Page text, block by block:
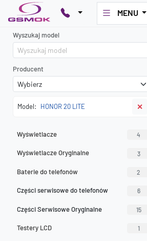
MENU
Wyszukaj model
Producent
Model: HONOR 20 LITE ✕
Wyświetlacze 4
Wyświetlacze Oryginalne 3
Baterie do telefonów 2
Części serwisowe do telefonów 6
Części Serwisowe Oryginalne 15
Testery LCD 1